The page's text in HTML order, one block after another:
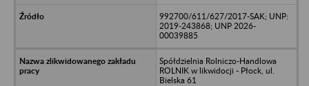
992700/611/627/2017-SAK; UNP:
2019-243868; UNP 2026-
00039885
Spółdzielnia Rolniczo-Handlowa
ROLNIK w likwidocji - Płock, ul.
Bielska 61